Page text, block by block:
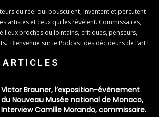
du réel qui bousculent, inventent et percutent
artistes et ceux qui les révèlent. Commissaires,
lieux proches ou lointains, critiques, penseurs,
Bienvenue sur le Podcast des décideurs de l’art !
ARTICLES
Victor Brauner, l’exposition-évènement
du Nouveau Musée national de Monaco,
Interview Camille Morando, commissaire.